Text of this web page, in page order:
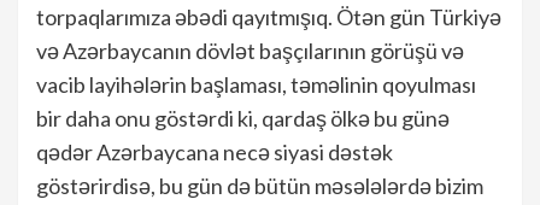
torpaqlarımıza əbədi qayıtmışıq. Ötən gün Türkiyə
və Azərbaycanın dövlət başçılarının görüşü və
vacib layihələrin başlaması, təməlinin qoyulması
bir daha onu göstərdi ki, qardaş ölkə bu günə
qədər Azərbaycana necə siyasi dəstək
göstərirdisə, bu gün də bütün məsələlərdə bizim